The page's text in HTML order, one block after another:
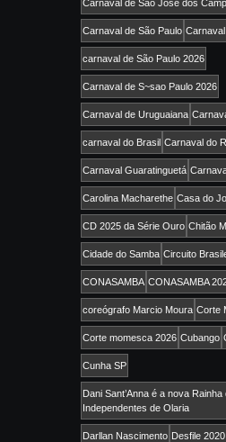
Carnaval de São José dos
Carnaval de São Paulo
carnaval de São Paulo 2026
Carnaval de S~sao Paulo 2026
Carnaval de Uruguaiana
carnaval do Brasil Carnaval do
Carnaval Guaratinguetá
Carolina Macharethe Casa do
CD 2025 da Série Ouro Chitão
Cidade do Samba Circuito
CONASAMBA CONASAMBA
coreógrafo Marcio Moura Corte
Corte momesca 2026 Cubango
Cunha SP
Dani Sant’Anna é a nova
Independentes de Olaria
Darllan Nascimento Desfile 2020